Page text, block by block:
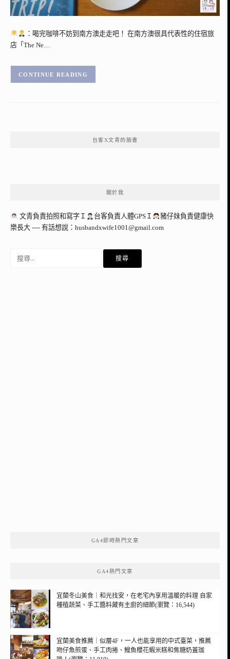
：喝完咖啡不妨到南方澳走走吧！ 在南方澳很具代表性的住宿旅
店「The Ne…
CONTINUE READING
台客X文青的臉書
關於我
文青負責拍照和寫字Ｉ 台客負責人體GPSＩ
豬仔妹負責健康快
樂長大 ---- 有話想說： husbandxwife1001@gmail.com
GA4即時熱門文章
GA4熱門文章
宜蘭冬山美食｜和光找安，在老宅內享用溫暖的料理 自家
種植蔬菜、手工醬料藏有主廚的細節(瀏覽：16,544)
宜蘭美食推薦｜似層4F，一人也能享用的中式臺菜，推薦
吻仔魚煎蛋、手工肉捲、鰻魚櫻花蝦米糕和焦糖奶蓋珈